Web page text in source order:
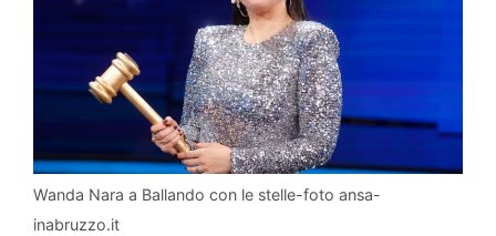
Wanda Nara a Ballando con le stelle-foto ansa-
inabruzzo.it